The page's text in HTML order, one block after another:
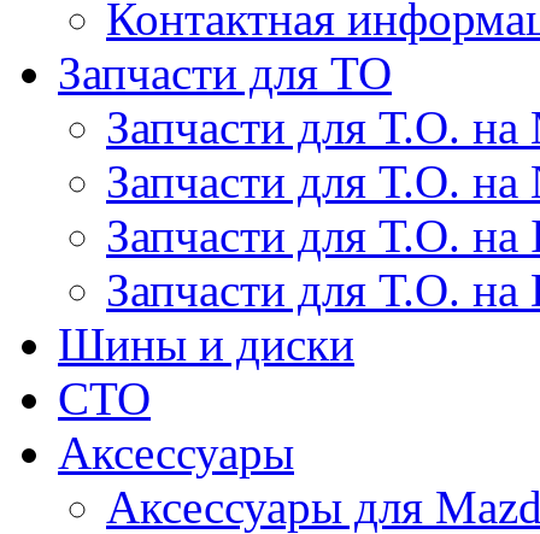
Контактная
Запчасти для ТО
Запчасти для Т.О. на
Запчасти для Т.О. на
Запчасти для Т.О.
Запчасти для Т.О. на
Шины и диски
СТО
Аксессуары
Аксессуары для